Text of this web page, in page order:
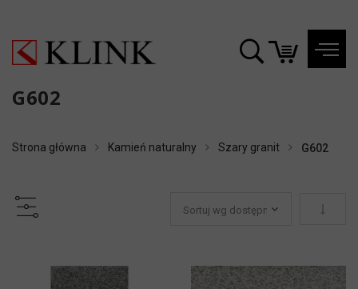
G602
Strona główna Kamień naturalny Szary granit G602